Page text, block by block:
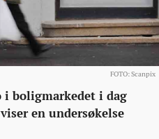
FOTO: Scanpix
i boligmarkedet i dag
en undersøkelse